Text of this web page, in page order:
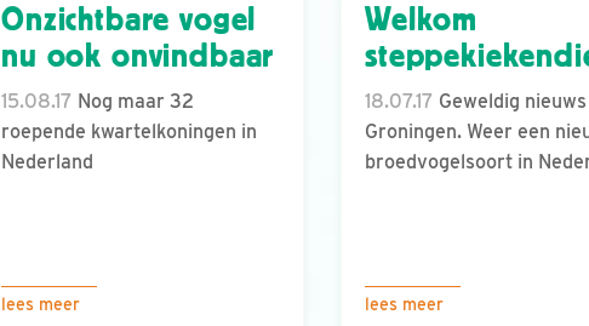
Onzichtbare vogel
nu ook onvindbaar
15.08.17 Nog maar 32
roepende kwartelkoningen in
Nederland
lees meer
Welkom
18.07.17 Geweldig
Groningen. Weer een
broedvogelsoort in
lees meer